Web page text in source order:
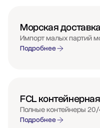
Морская
Импорт малых партий
Подробнее
FCL
Полные контейнеры
Подробнее